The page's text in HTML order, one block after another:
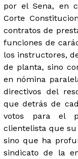
por el Sena, en
Corte
contratos de
funciones de
los instructores,
de planta, sino
en nómina
directivos del
que detrás de
votos para el
clientelista que su
sino que ha
sindicato de la